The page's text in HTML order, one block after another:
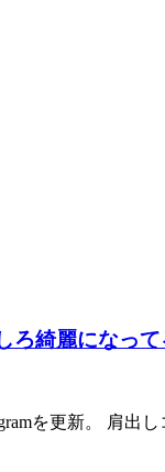
ろ綺麗になっ
を更新。 肩出